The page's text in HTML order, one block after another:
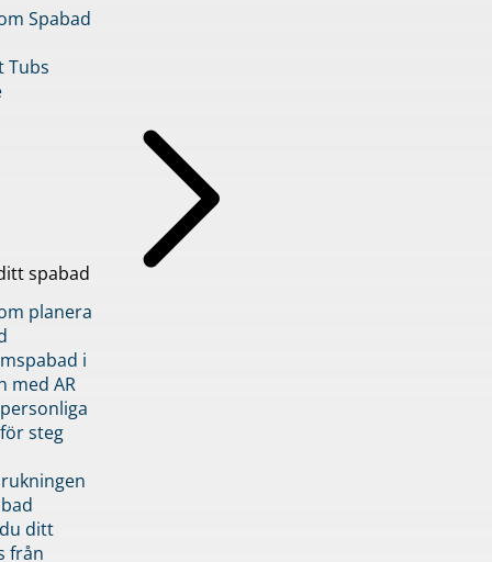
Spabad
Tubs
spabad
planera
i
med AR
steg
ditt
från